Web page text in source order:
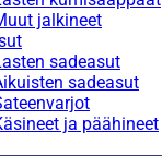
jalkineet
sadeasut
sadeasut
ja päähineet